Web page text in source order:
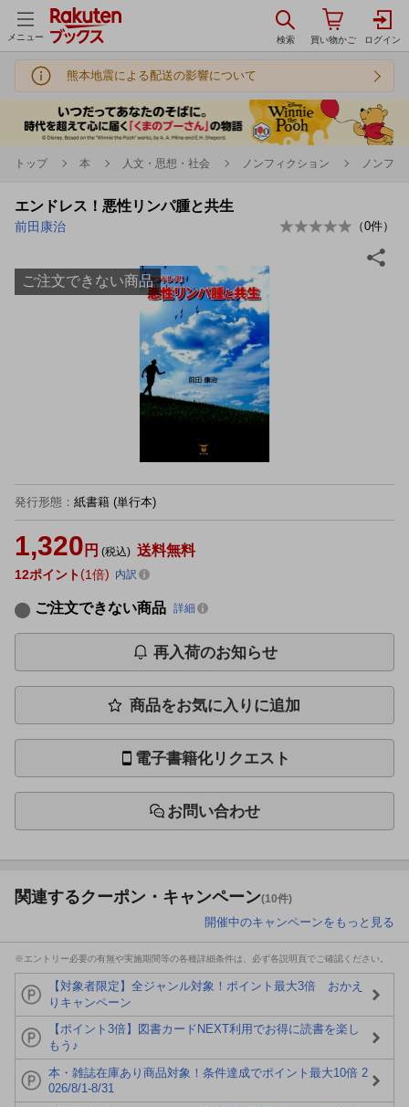
メニュー
熊本地震による配送の影響について
トップ 本 人文・思想・社会 ノンフィクション ノンフ
エンドレス！悪性リンパ腫と共生
前田康治 （0件）
ご注文できない商品
発行形態 ： 紙書籍 (単行本)
1,320 円 (税込) 送料無料
12ポイント 1倍 内訳
ご注文できない商品 詳細
再入荷のお知らせ
商品をお気に入りに追加
電子書籍化リクエスト
お問い合わせ
関連するクーポン・キャンペーン(10件)
開催中のキャンペーンをもっと見る
※エントリー必要の有無や実施期間等の各種詳細条件は、必ず各説明頁でご確認ください。
【対象者限定】全ジャンル対象！ポイント最大3倍 おかえ
りキャンペーン
【ポイント3倍】図書カードNEXT利用でお得に読書を楽し
もう♪
本・雑誌在庫あり商品対象！条件達成でポイント最大10倍 2
026/8/1-8/31